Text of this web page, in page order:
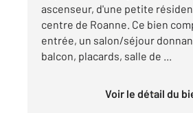
ascenseur, d'une petite
centre de Roanne. Ce bien
entrée, un salon/séjour
balcon, placards, salle de ...
Voir le détail du